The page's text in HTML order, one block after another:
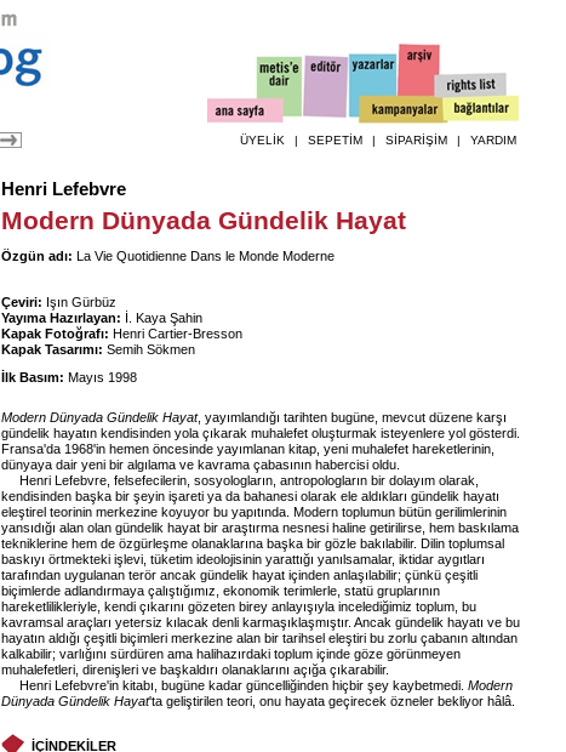
ÜYELİK | SEPETİM | SİPARİŞİM | YARDIM
Henri Lefebvre
Modern Dünyada Gündelik Hayat
Özgün adı: La Vie Quotidienne Dans le Monde Moderne
Çeviri: Işın Gürbüz
Yayıma Hazırlayan: İ. Kaya Şahin
Kapak Fotoğrafı: Henri Cartier-Bresson
Kapak Tasarımı: Semih Sökmen
İlk Basım: Mayıs 1998
Modern Dünyada Gündelik Hayat, yayımlandığı tarihten bugüne, mevcut düzene karşı
gündelik hayatın kendisinden yola çıkarak muhalefet oluşturmak isteyenlere yol gösterdi.
Fransa'da 1968'in hemen öncesinde yayımlanan kitap, yeni muhalefet hareketlerinin,
dünyaya dair yeni bir algılama ve kavrama çabasının habercisi oldu.
Henri Lefebvre, felsefecilerin, sosyologların, antropologların bir dolayım olarak,
kendisinden başka bir şeyin işareti ya da bahanesi olarak ele aldıkları gündelik hayatı
eleştirel teorinin merkezine koyuyor bu yapıtında. Modern toplumun bütün gerilimlerinin
yansıdığı alan olan gündelik hayat bir araştırma nesnesi haline getirilirse, hem baskılama
tekniklerine hem de özgürleşme olanaklarına başka bir gözle bakılabilir. Dilin toplumsal
baskıyı örtmekteki işlevi, tüketim ideolojisinin yarattığı yanılsamalar, iktidar aygıtları
tarafından uygulanan terör ancak gündelik hayat içinden anlaşılabilir; çünkü çeşitli
biçimlerde adlandırmaya çalıştığımız, ekonomik terimlerle, statü gruplarının
hareketlilikleriyle, kendi çıkarını gözeten birey anlayışıyla incelediğimiz toplum, bu
kavramsal araçları yetersiz kılacak denli karmaşıklaşmıştır. Ancak gündelik hayatı ve bu
hayatın aldığı çeşitli biçimleri merkezine alan bir tarihsel eleştiri bu zorlu çabanın altından
kalkabilir; varlığını sürdüren ama halihazırdaki toplum içinde göze görünmeyen
muhalefetleri, direnişleri ve başkaldırı olanaklarını açığa çıkarabilir.
Henri Lefebvre'in kitabı, bugüne kadar güncelliğinden hiçbir şey kaybetmedi. Modern
Dünyada Gündelik Hayat'ta geliştirilen teori, onu hayata geçirecek özneler bekliyor hâlâ.
İÇİNDEKİLER